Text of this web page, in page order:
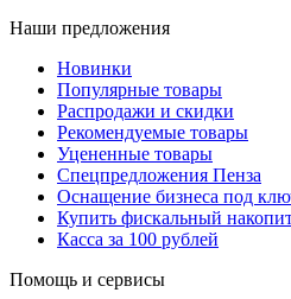
Наши предложения
Новинки
Популярные товары
Распродажи и скидки
Рекомендуемые товары
Уцененные товары
Спецпредложения Пенза
Оснащение бизнеса под
Купить фискальный
Касса за 100 рублей
Помощь и сервисы